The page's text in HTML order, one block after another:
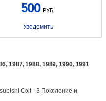
500 РУБ.
Уведомить
1987, 1988, 1989, 1990, 1991
Colt - 3 Поколение и